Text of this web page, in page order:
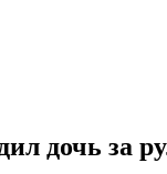
дочь за